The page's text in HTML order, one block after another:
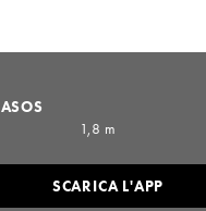
ASOS
1,8 m
SCARICA L'APP